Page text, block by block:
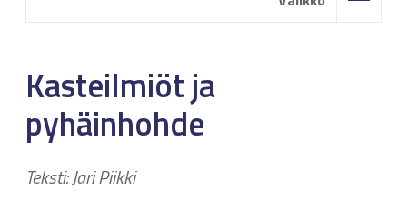
Kasteilmiöt ja
pyhäinhohde
Teksti: Jari Piikki